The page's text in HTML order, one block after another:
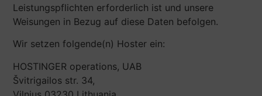
Leistungspflichten erforderlich ist und unsere
Weisungen in Bezug auf diese Daten befolgen.
Wir setzen folgende(n) Hoster ein:
HOSTINGER operations, UAB
Švitrigailos str. 34,